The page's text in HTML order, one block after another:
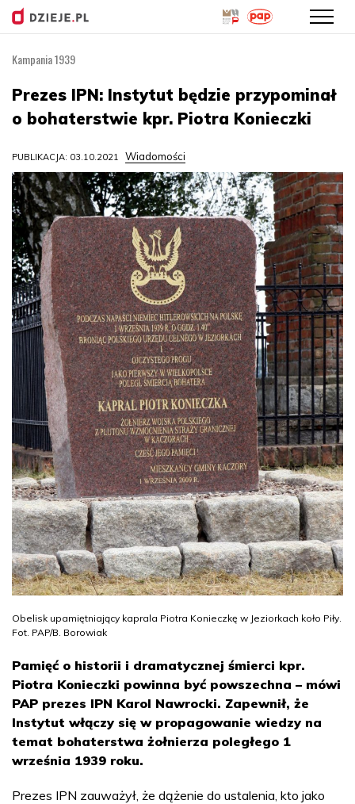
treści
Kampania 1939
Prezes IPN: Instytut będzie przypominał
o bohaterstwie kpr. Piotra Konieczki
PUBLIKACJA: 03.10.2021 Wiadomości
Obelisk upamiętniający kaprala Piotra Konieczkę w Jeziorkach koło Piły.
Fot. PAP/B. Borowiak
Pamięć o historii i dramatycznej śmierci kpr.
Piotra Konieczki powinna być powszechna – mówi
PAP prezes IPN Karol Nawrocki. Zapewnił, że
Instytut włączy się w propagowanie wiedzy na
temat bohaterstwa żołnierza poległego 1
września 1939 roku.
Prezes IPN zauważył, że dążenie do ustalenia, kto jako